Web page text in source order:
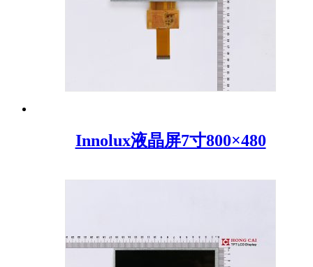
Innolux液晶屏7寸800×480